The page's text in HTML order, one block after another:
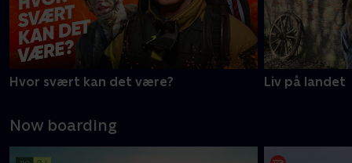
Hvor svært kan det være? Liv på landet
Now boarding